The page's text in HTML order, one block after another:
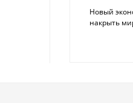
Новый
накрыть